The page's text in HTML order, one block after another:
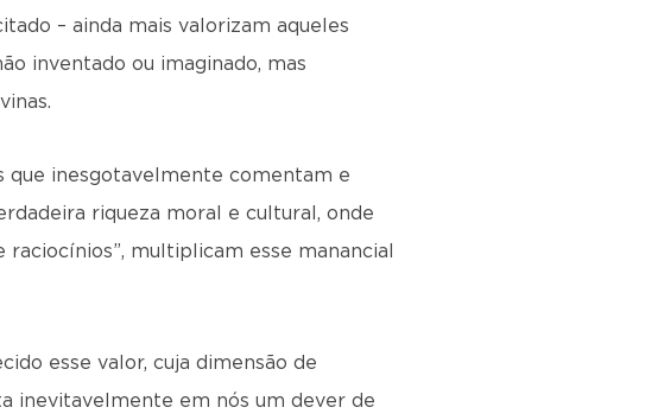
– ainda mais valorizam aqueles
inventado ou imaginado, mas
que inesgotavelmente comentam e
riqueza moral e cultural, onde
multiplicam esse manancial
esse valor, cuja dimensão de
inevitavelmente em nós um dever de